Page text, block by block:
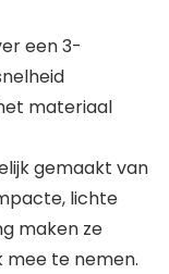
een 3-
materiaal
gemaakt van
lichte
maken ze
mee te nemen.